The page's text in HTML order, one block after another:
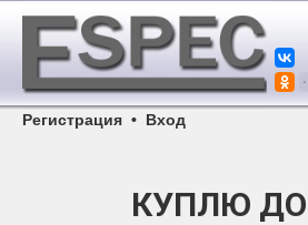
Регистрация • Вход
КУПЛЮ